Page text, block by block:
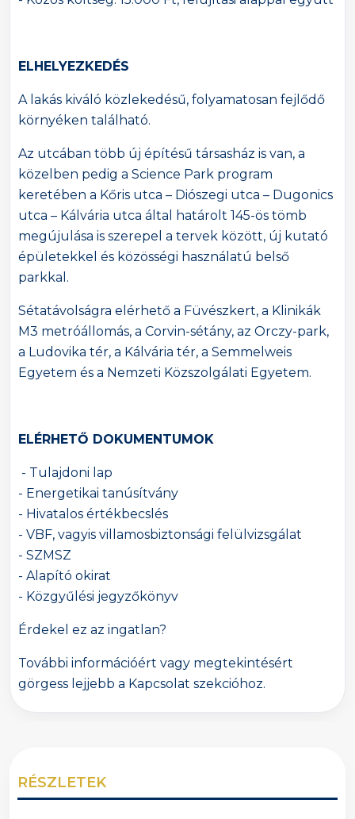
ELHELYEZKEDÉS
A lakás kiváló közlekedésű, folyamatosan fejlődő
környéken található.
Az utcában több új építésű társasház is van, a
közelben pedig a Science Park program
keretében a Kőris utca – Diószegi utca – Dugonics
utca – Kálvária utca által határolt 145-ös tömb
megújulása is szerepel a tervek között, új kutató
épületekkel és közösségi használatú belső
parkkal.
Sétatávolságra elérhető a Füvészkert, a Klinikák
M3 metróállomás, a Corvin-sétány, az Orczy-park,
a Ludovika tér, a Kálvária tér, a Semmelweis
Egyetem és a Nemzeti Közszolgálati Egyetem.
ELÉRHETŐ DOKUMENTUMOK
- Tulajdoni lap
- Energetikai tanúsítvány
- Hivatalos értékbecslés
- VBF, vagyis villamosbiztonsági felülvizsgálat
- SZMSZ
- Alapító okirat
- Közgyűlési jegyzőkönyv
Érdekel ez az ingatlan?
További információért vagy megtekintésért
görgess lejjebb a Kapcsolat szekcióhoz.
RÉSZLETEK